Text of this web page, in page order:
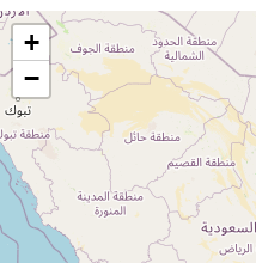
+
−